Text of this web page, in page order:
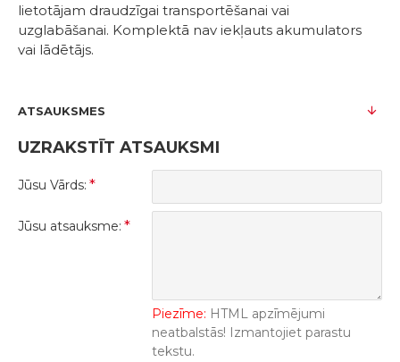
lietotājam draudzīgai transportēšanai vai
uzglabāšanai. Komplektā nav iekļauts akumulators
vai lādētājs.
ATSAUKSMES
UZRAKSTĪT ATSAUKSMI
Jūsu Vārds:
Jūsu atsauksme:
Piezīme: HTML apzīmējumi
neatbalstās! Izmantojiet parastu
tekstu.